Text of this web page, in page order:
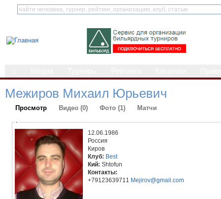
Межиров Михаил Юрьевич
Просмотр Видео (0) Фото (1) Матчи
-
12.06.1986
Россия
Киров
Клуб: Best
Кий:Shtofun
Контакты:
+79123639711 Mejirov@gmail.com